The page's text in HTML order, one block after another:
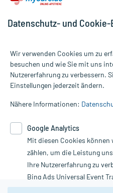
Alle Preise gelten inkl. MwSt.,
Informationen auf dieser
die Untersuchung und
Therapien eingeleitet werden
Google Analytics. Lesen Sie
unserer Datenschutzerklärung.
nutzen Sie das Formular:
Vertrag widerrufen
Datenschutz- und
Wir verwenden Cookies um zu
besuchen und wie Sie mit uns
Nutzererfahrung zu verbessern.
Einstellungen jederzeit ändern.
Nähere Informationen:
Google Analytics
Mit diesen Cookies
zählen, um die Leistung
Ihre Nutzererfahrung zu
Bing Ads Universal Event
Youtube-Social Plugin).